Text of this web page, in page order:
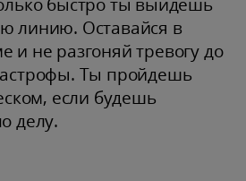
линию. Оставайся в
и не разгоняй тревогу до
Ты пройдешь
если будешь
делу.